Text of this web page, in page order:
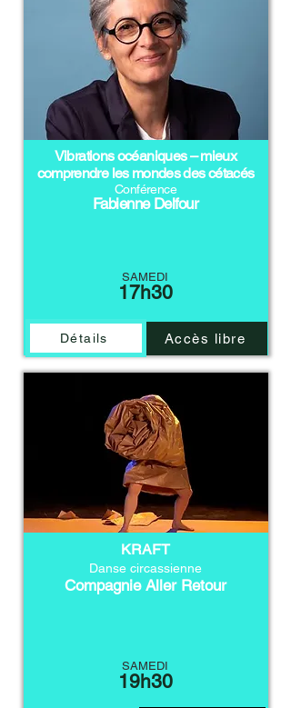
Vibrations océaniques – mieux
comprendre les mondes des cétacés
Conférence
Fabienne Delfour
SAMEDI
17h30
Détails Accès libre
KRAFT
Danse circassienne
Compagnie Aller Retour
SAMEDI
19h30